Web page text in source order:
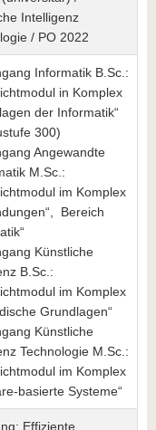
Intelligenz
/ PO 2022
Informatik B.Sc.:
in Komplex
der Informatik“
300)
Angewandte
M.Sc.:
im Komplex
Bereich
Künstliche
B.Sc.:
im Komplex
Grundlagen“
Künstliche
Technologie M.Sc.:
im Komplex
basierte Systeme“
Effiziente